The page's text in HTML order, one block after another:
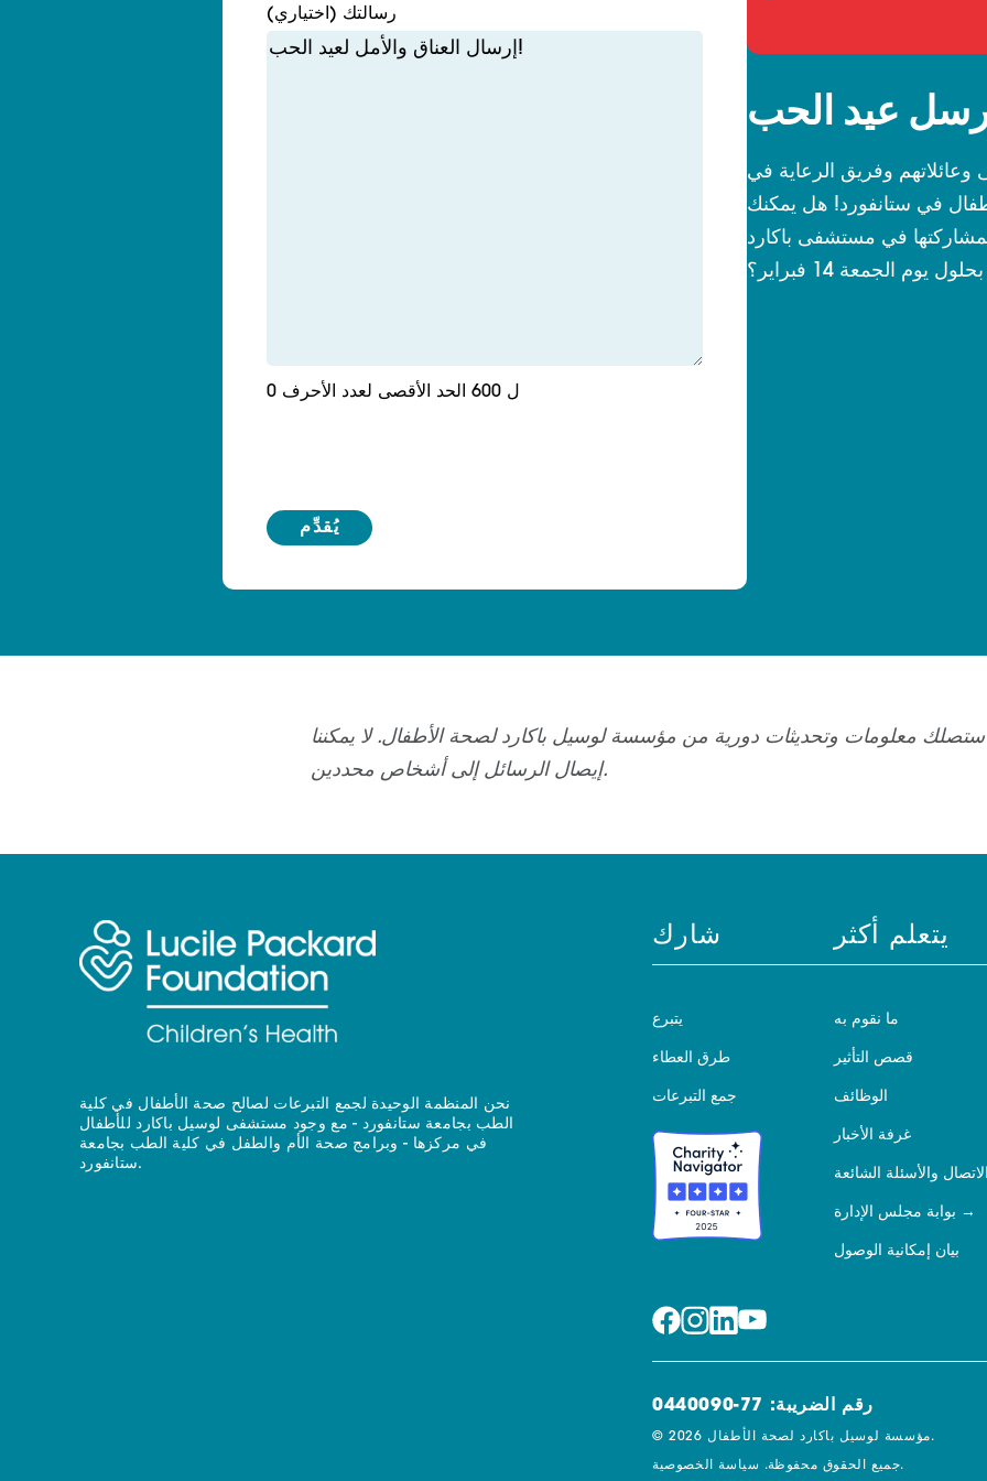
عيد الحب
وفريق الرعاية في
في ستانفورد! هل يمكنك
جمع 500 رسالة لمشاركتها في مستشفى باكارد
يوم الجمعة 14 فبراير؟
رسالتك (اختياري)
0 ل 600 الحد الأقصى لعدد الأحرف
معلومات وتحديثات دورية من مؤسسة لوسيل باكارد لصحة الأطفال. لا يمكننا
إيصال الرسائل إلى أشخاص محددين.
نحن المنظمة الوحيدة لجمع التبرعات لصالح صحة الأطفال في كلية
الطب بجامعة ستانفورد - مع وجود مستشفى لوسيل باكارد للأطفال
في مركزها - وبرامج صحة الأم والطفل في كلية الطب بجامعة
ستانفورد.
شارك
يتبرع
طرق العطاء
جمع التبرعات
يتعلم أكثر
ما نقوم به
قصص التأثير
الوظائف
غرفة الأخبار
الاتصال والأسئلة الشائعة
بوابة مجلس الإدارة
بيان إمكانية الوصول
رقم الضريبة: 77-0440090
© 2026 مؤسسة لوسيل باكارد لصحة الأطفال.
جميع الحقوق محفوظة.سياسة الخصوصية.